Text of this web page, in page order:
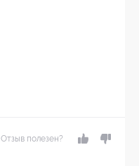
Отзыв полезен?